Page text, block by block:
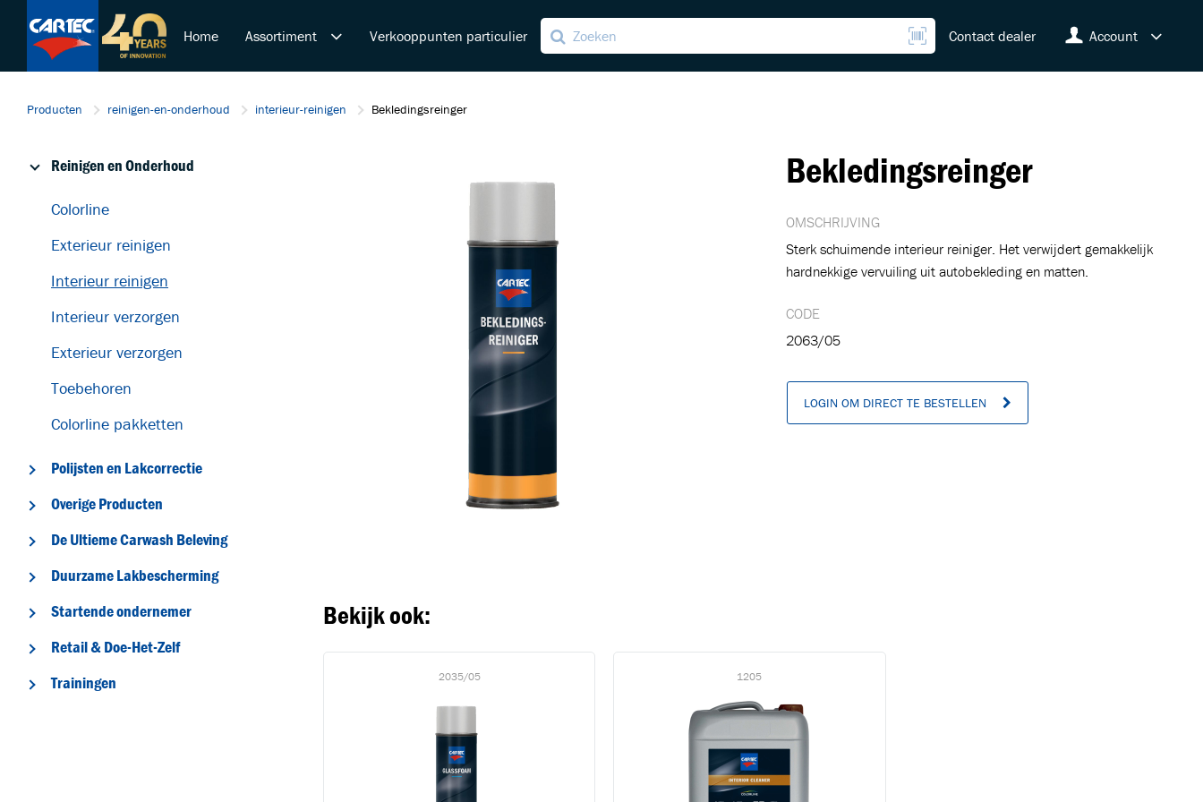
Home Assortiment
Polijsten en Lakcorrectie
Verkooppunten particulier Contact dealer Account
Producten reinigen-en-onderhoud interieur-reinigen Bekledingsreinger
Reinigen en Onderhoud
Colorline
Exterieur reinigen
Interieur reinigen
Interieur verzorgen
Exterieur verzorgen
Toebehoren
Colorline pakketten
Polijsten en Lakcorrectie
Overige Producten
De Ultieme Carwash Beleving
Duurzame Lakbescherming
Startende ondernemer
Retail & Doe-Het-Zelf
Trainingen
Bekledingsreinger
OMSCHRIJVING
Sterk schuimende interieur reiniger. Het verwijdert gemakkelijk
hardnekkige vervuiling uit autobekleding en matten.
CODE
2063/05
LOGIN OM DIRECT TE BESTELLEN
Bekijk ook:
2035/05 1205